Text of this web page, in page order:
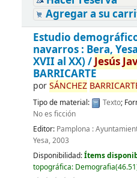
Agregar a su
Estudio
navarros : Bera,
XVII al XX) /Jesús
BARRICARTE
porSÁNCHEZ
Tipo de material: Texto;
No es ficción
Editor: Pamplona :
Yesa, 2003
Disponibilidad:Ítems
topográfica: